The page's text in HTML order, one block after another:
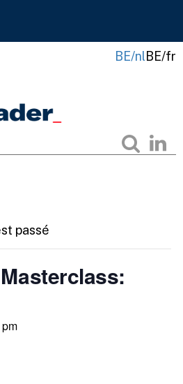
BE/nlBE/fr
passé